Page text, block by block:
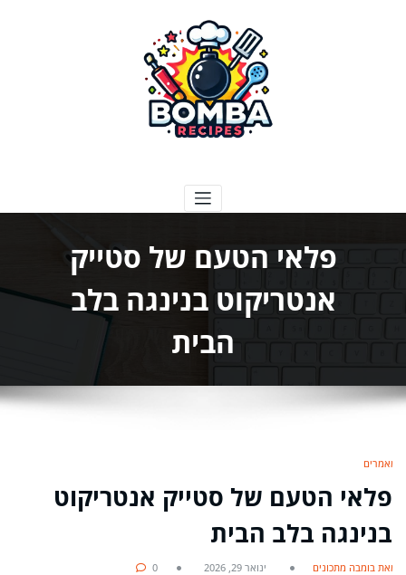
פלאי הטעם של סטייק
אנטריקוט בנינגה בלב
הבית
מאמרים
פלאי הטעם של סטייק אנטריקוט
בנינגה בלב הבית
מאת בומבה מתכונים ינואר 29, 2026 0